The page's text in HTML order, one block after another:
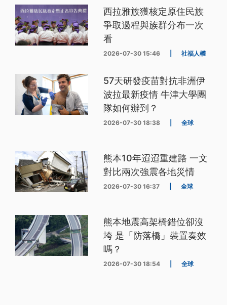
西拉雅族獲核定原住民族
爭取過程與族群分布一次
看
2026-07-30 15:46 社福人權
57天研發疫苗對抗非洲伊
波拉最新疫情 牛津大學團
隊如何辦到？
2026-07-30 18:38 全球
熊本10年迢迢重建路 一文
對比兩次強震各地災情
2026-07-30 16:37 全球
熊本地震高架橋錯位卻沒
垮 是「防落橋」裝置奏效
嗎？
2026-07-30 18:54 全球